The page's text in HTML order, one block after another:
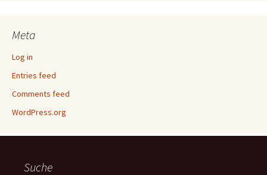
Meta
Log in
Entries feed
Comments feed
WordPress.org
Suche